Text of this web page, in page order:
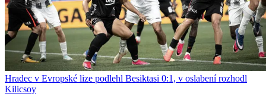
Hradec v Evropské lize podlehl Besiktasi 0:1, v oslabení rozhodl
Kilicsoy